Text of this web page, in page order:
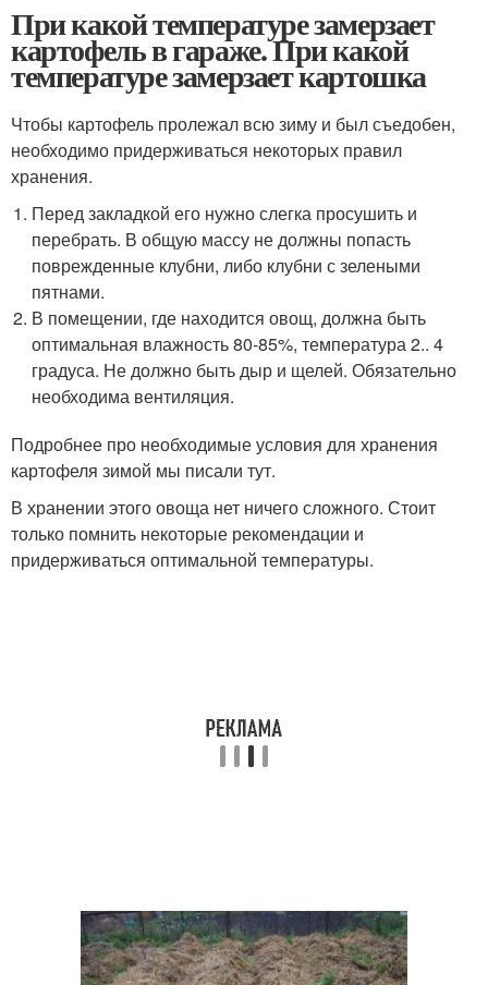
При какой температуре замерзает
картофель в гараже. При какой
температуре замерзает картошка
Чтобы картофель пролежал всю зиму и был съедобен,
необходимо придерживаться некоторых правил
хранения.
Перед закладкой его нужно слегка просушить и
перебрать. В общую массу не должны попасть
поврежденные клубни, либо клубни с зелеными
пятнами.
В помещении, где находится овощ, должна быть
оптимальная влажность 80-85%, температура 2.. 4
градуса. Не должно быть дыр и щелей. Обязательно
необходима вентиляция.
Подробнее про необходимые условия для хранения
картофеля зимой мы писали тут.
В хранении этого овоща нет ничего сложного. Стоит
только помнить некоторые рекомендации и
придерживаться оптимальной температуры.